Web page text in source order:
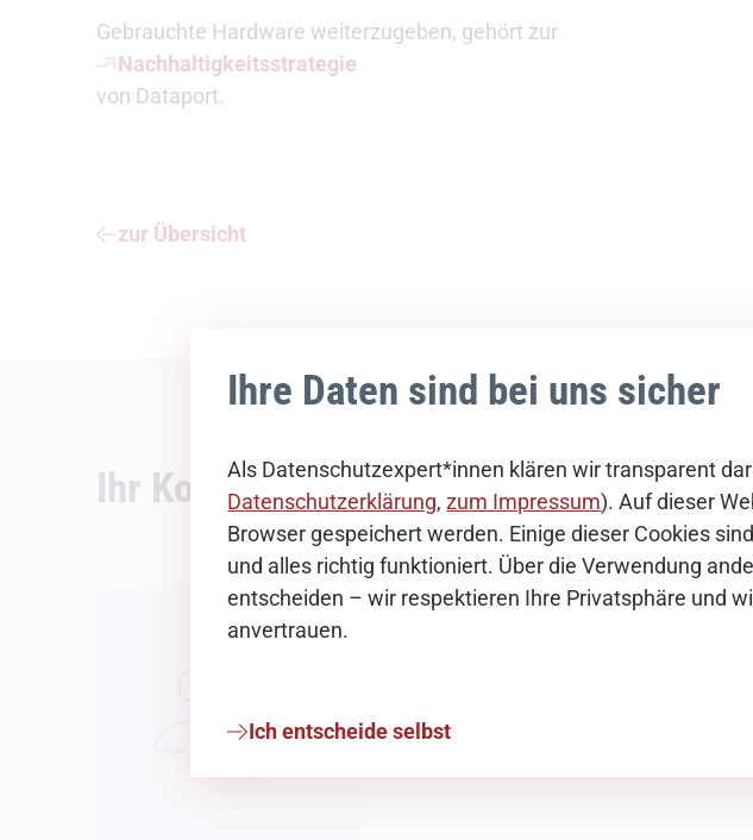
Ihre Daten sind bei uns sicher
Als Datenschutzexpert*innen klären wir transparent
Datenschutzerklärung,zum Impressum). Auf dieser
Browser gespeichert werden. Einige dieser Cookies
und alles richtig funktioniert. Über die Verwendung
entscheiden – wir respektieren Ihre Privatsphäre und
anvertrauen.
Ich entscheide selbst
Gebrauchte Hardware weiterzugeben, gehört zur
Nachhaltigkeitsstrategie
von Dataport.
zur Übersicht
Ihr Kontakt
News-Redaktion